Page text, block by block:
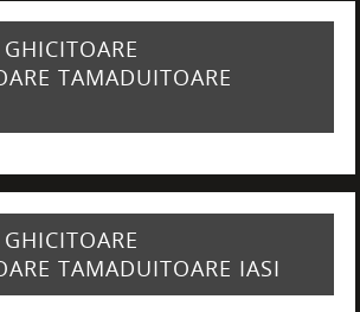
TAMADUITOARE
TAMADUITOARE IASI